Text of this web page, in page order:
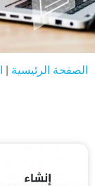
الصفحة الرئيسية